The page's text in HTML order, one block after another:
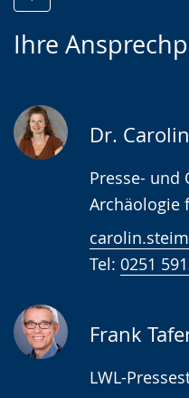
Ihre
Leichten
wechseln.
Audio-
Video
Deutscher
Gebärdensprache
wird
Dr.
Presse- und
Archäologie
Tel: 0251
Frank
LWL-